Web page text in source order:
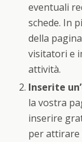
eventuali
schede. In
della
visitatori e
attività.
Inserite
la vostra
inserire
per attirare